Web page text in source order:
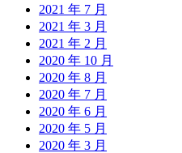
2021 年 7 月
2021 年 3 月
2021 年 2 月
2020 年 10 月
2020 年 8 月
2020 年 7 月
2020 年 6 月
2020 年 5 月
2020 年 3 月